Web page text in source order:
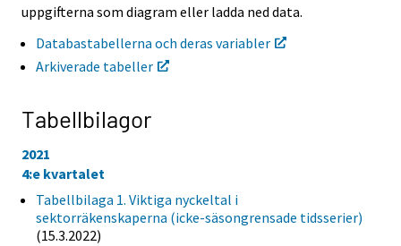
uppgifterna som diagram eller ladda ned data.
Databastabellerna och deras variabler
Arkiverade tabeller
Tabellbilagor
2021
4:e kvartalet
Tabellbilaga 1. Viktiga nyckeltal i
sektorräkenskaperna (icke-säsongrensade tidsserier)
(15.3.2022)